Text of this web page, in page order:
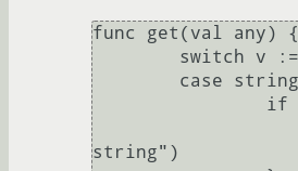
func get(val any) {
string")